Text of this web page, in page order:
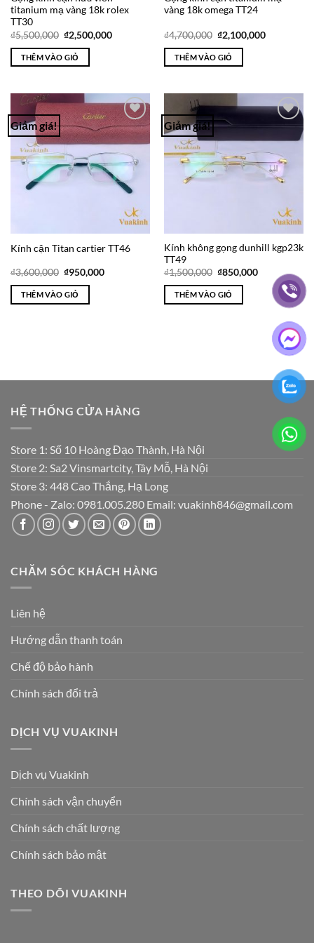
titanium mạ vàng 18k rolex
TT30
₫5,500,000 Giá
gốc
là:
₫5,500,000.
₫2,500,000Giá
THÊM VÀO GIỎ
vàng 18k omega TT24
₫4,700,000 Giá
gốc
là:
₫4,700,000.
₫2,100,000Giá
THÊM VÀO GIỎ
Giảm giá!
Add to
Wishlist
Kính cận Titan cartier TT46
₫3,600,000 Giá
là:
₫3,600,000.
₫950,000Giá
THÊM VÀO GIỎ
Giảm giá!
Add to
Wishlist
Kính không gọng dunhill kgp23k
TT49
₫1,500,000 Giá
là:
₫1,500,000.
₫850,000Giá
hiện
₫850,000.
THÊM VÀO GIỎ
HỆ THỐNG CỬA HÀNG
Store 1: Số 10 Hoàng Đạo Thành, Hà Nội
Store 2: Sa2 Vinsmartcity, Tây Mỗ, Hà Nội
Store 3: 448 Cao Thắng, Hạ Long
Phone - Zalo: 0981.005.280 Email: vuakinh846@gmail.com
CHĂM SÓC KHÁCH HÀNG
Liên hệ
Hướng dẫn thanh toán
Chế độ bảo hành
Chính sách đổi trả
DỊCH VỤ VUAKINH
Dịch vụ Vuakinh
Chính sách vận chuyển
Chính sách chất lượng
Chính sách bảo mật
THEO DÕI VUAKINH